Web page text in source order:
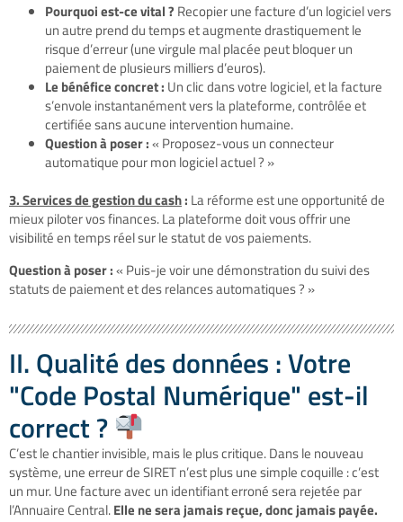
Pourquoi est-ce vital ? Recopier une facture d’un logiciel vers
un autre prend du temps et augmente drastiquement le
risque d’erreur (une virgule mal placée peut bloquer un
paiement de plusieurs milliers d’euros).
Le bénéfice concret : Un clic dans votre logiciel, et la facture
s’envole instantanément vers la plateforme, contrôlée et
certifiée sans aucune intervention humaine.
Question à poser :« Proposez-vous un connecteur
automatique pour mon logiciel actuel ? »
3. Services de gestion du cash: La réforme est une opportunité de
mieux piloter vos finances. La plateforme doit vous offrir une
visibilité en temps réel sur le statut de vos paiements.
Question à poser :« Puis-je voir une démonstration du suivi des
statuts de paiement et des relances automatiques ? »
II. Qualité des données : Votre
"Code Postal Numérique" est-il
correct ?
C’est le chantier invisible, mais le plus critique. Dans le nouveau
système, une erreur de SIRET n’est plus une simple coquille : c’est
un mur. Une facture avec un identifiant erroné sera rejetée par
l’Annuaire Central.Elle ne sera jamais reçue, donc jamais payée.